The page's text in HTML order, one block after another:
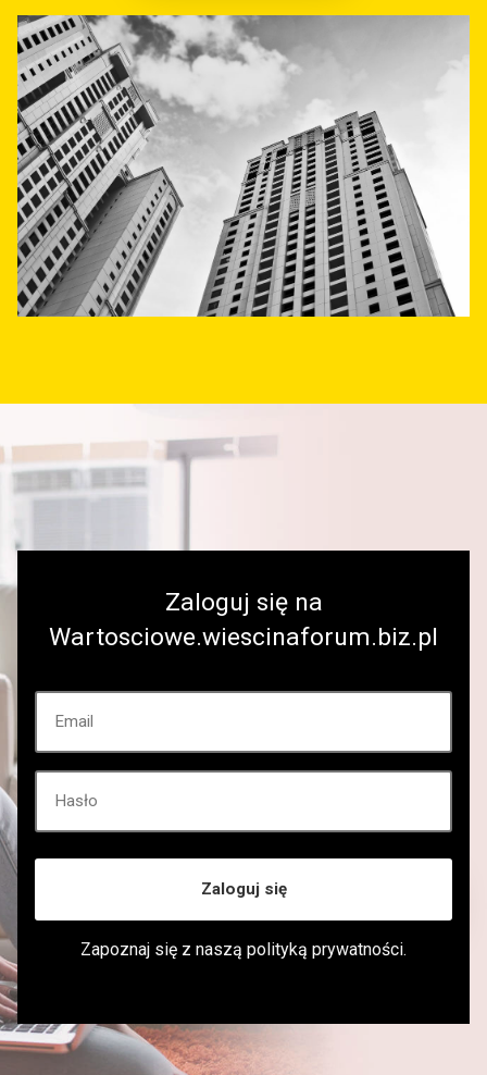
Zaloguj się na
Wartosciowe.wiescinaforum.biz.pl
Zaloguj się
Zapoznaj się z naszą polityką prywatności.